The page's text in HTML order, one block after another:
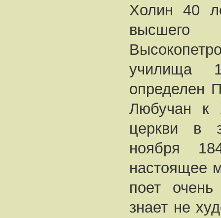
Холин 40
училища
определен
Любучан к
церкви в
ноября
настоящее
поет очень
знает не